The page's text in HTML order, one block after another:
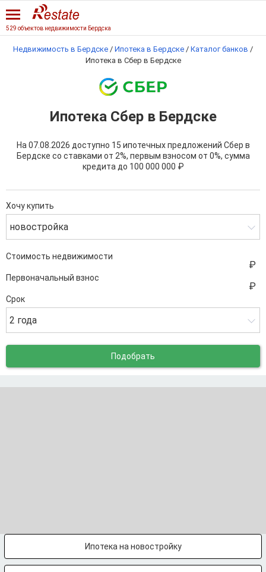
529 объектов недвижимости Бердска
Недвижимость в Бердске / Ипотека в Бердске / Каталог банков /
Ипотека в Сбер в Бердске
Ипотека Сбер в Бердске
На 07.08.2026 доступно 15 ипотечных предложений Сбер в
Бердске со ставками от 2%, первым взносом от 0%, сумма
кредита до 100 000 000 ₽
Хочу купить
новостройка
Стоимость недвижимости
Первоначальный взнос
Срок
2 года
Подобрать
Ипотека на новостройку